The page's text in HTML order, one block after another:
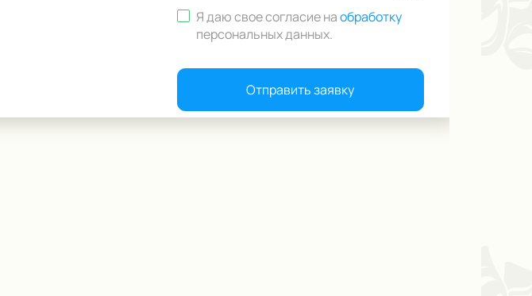
Я даю свое согласие наобработку
персональных данных.
Отправить заявку